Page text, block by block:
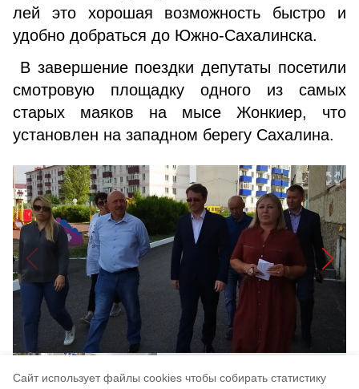
Cайт использует файлы cookies чтобы собирать статистику
лей это хорошая возможность быстро и
удобно добрать­ся до Южно-Сахалинска.
В завершение поездки депутаты посетили
смотровую площадку одного из самых
старых маяков на мысе Жонкиер, что
установлен на западном берегу Сахалина.